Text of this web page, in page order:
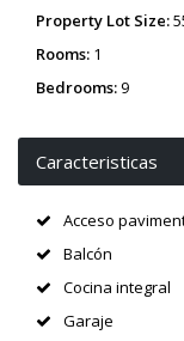
Property Lot Size:
Rooms: 1
Bedrooms:9
Caracteristicas
Acceso
Balcón
Cocina integral
Garaje